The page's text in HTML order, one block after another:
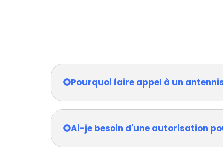
Pourquoi faire appel à un
Ai-je besoin d'une autorisation